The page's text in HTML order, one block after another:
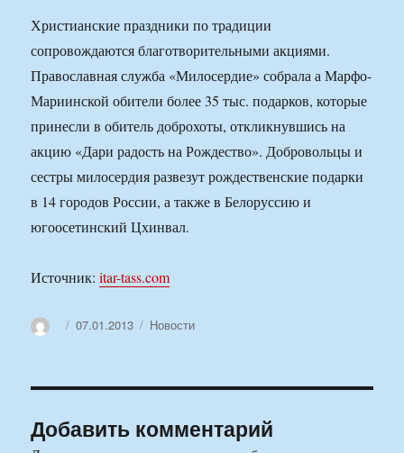
Христианские праздники по традиции
сопровождаются благотворительными акциями.
Православная служба «Милосердие» собрала а Марфо-
Мариинской обители более 35 тыс. подарков, которые
принесли в обитель доброхоты, откликнувшись на
акцию «Дари радость на Рождество». Добровольцы и
сестры милосердия развезут рождественские подарки
в 14 городов России, а также в Белоруссию и
югоосетинский Цхинвал.
Источник:itar-tass.com
АвторОпубликовано
07.01.2013 Рубрики
Новости
Добавить комментарий